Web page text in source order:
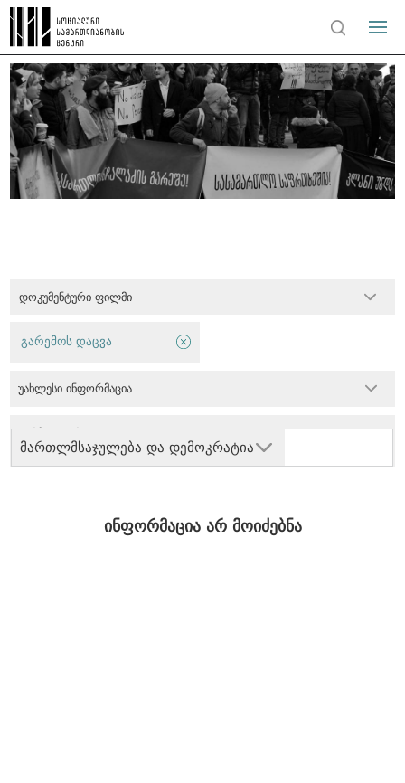
დოკუმენტური ფილმი
მართლმსაჯულება და დემოკრატია
გარემოს დაცვა
უახლესი ინფორმაცია
ინფორმაცია არ მოიძებნა